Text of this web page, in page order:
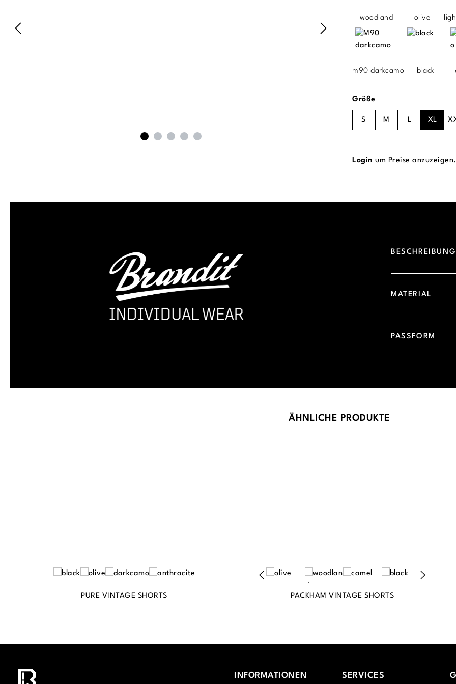
woodland olive
m90 darkcamo black
Größeauswählen
S M L XL
Login um Preise anzuzeigen.
BESCHREIBUNG
MATERIAL
PASSFORM
ÄHNLICHE PRODUKTE
PURE VINTAGE SHORTS PACKHAM VINTAGE SHORTS
INFORMATIONEN SERVICES